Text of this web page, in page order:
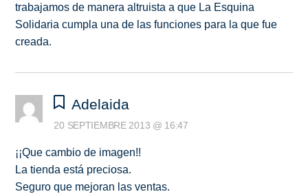
trabajamos de manera altruista a que La Esquina
Solidaria cumpla una de las funciones para la que fue
creada.
Adelaida
20 SEPTIEMBRE 2013 @ 16:47
¡¡Que cambio de imagen!!
La tienda está preciosa.
Seguro que mejoran las ventas.